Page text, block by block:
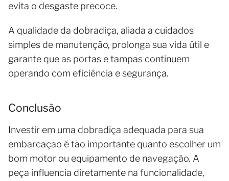
evita o desgaste precoce.
A qualidade da dobradiça, aliada a cuidados
simples de manutenção, prolonga sua vida útil e
garante que as portas e tampas continuem
operando com eficiência e segurança.
Conclusão
Investir em uma dobradiça adequada para sua
embarcação é tão importante quanto escolher um
bom motor ou equipamento de navegação. A
peça influencia diretamente na funcionalidade,